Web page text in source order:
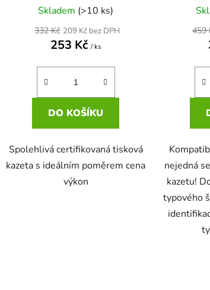
Skladem (>10 ks)
209 Kč bez DPH
253 Kč/ ks
332 Kč
DO KOŠÍKU
Spolehlivá certifikovaná tisková
kazeta s ideálním poměrem cena
výkon
459
nejedná
kazetu!
typového